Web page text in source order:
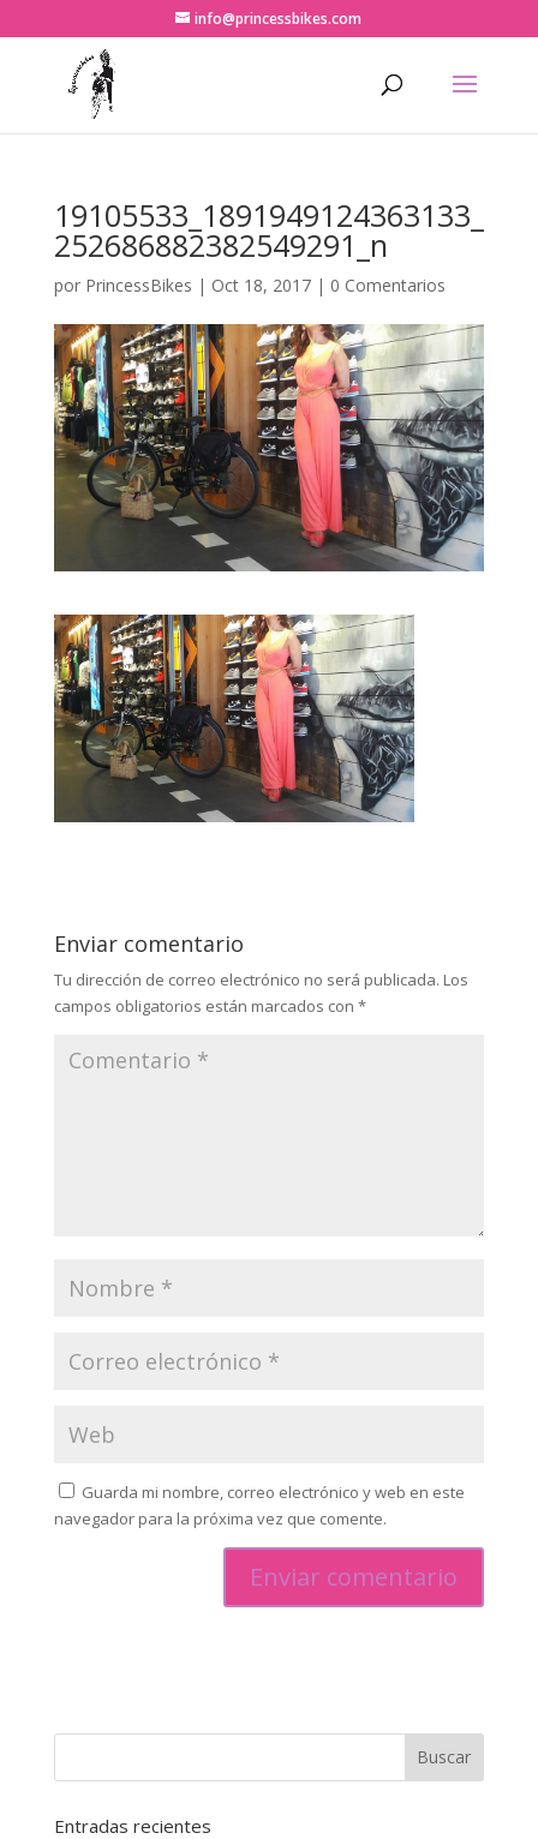
info@princessbikes.com
19105533_1891949124363133_
252686882382549291_n
por PrincessBikes | Oct 18, 2017| 0 Comentarios
Enviar comentario
Tu dirección de correo electrónico no será publicada. Los
campos obligatorios están marcados con *
Guarda mi nombre, correo electrónico y web en este
navegador para la próxima vez que comente.
Entradas recientes